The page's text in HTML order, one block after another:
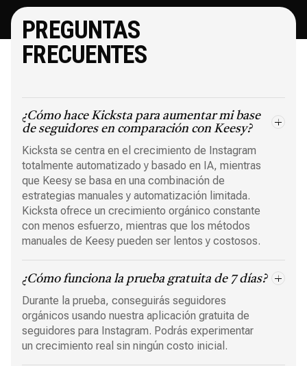
PREGUNTAS
FRECUENTES
¿Cómo hace Kicksta para aumentar mi base
de seguidores en comparación con Keesy?
Kicksta se centra en el crecimiento de Instagram
totalmente automatizado y basado en IA, mientras
que Keesy se basa en una combinación de
estrategias manuales y automatización limitada.
Kicksta ofrece un crecimiento orgánico constante
con menos esfuerzo, mientras que los métodos
manuales de Keesy pueden ser lentos y costosos.
¿Cómo funciona la prueba gratuita de 7 días?
Durante la prueba, conseguirás seguidores
orgánicos usando nuestra aplicación gratuita de
seguidores para Instagram. Podrás experimentar
un crecimiento real sin ningún costo inicial.